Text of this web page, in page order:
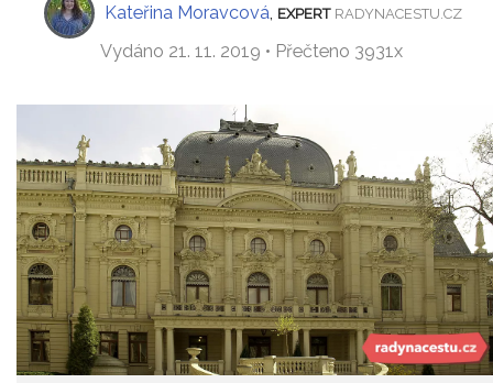
Kateřina Moravcová EXPERT RADYNACESTU.CZ
Vydáno 21. 11. 2019 • Přečteno 3931x